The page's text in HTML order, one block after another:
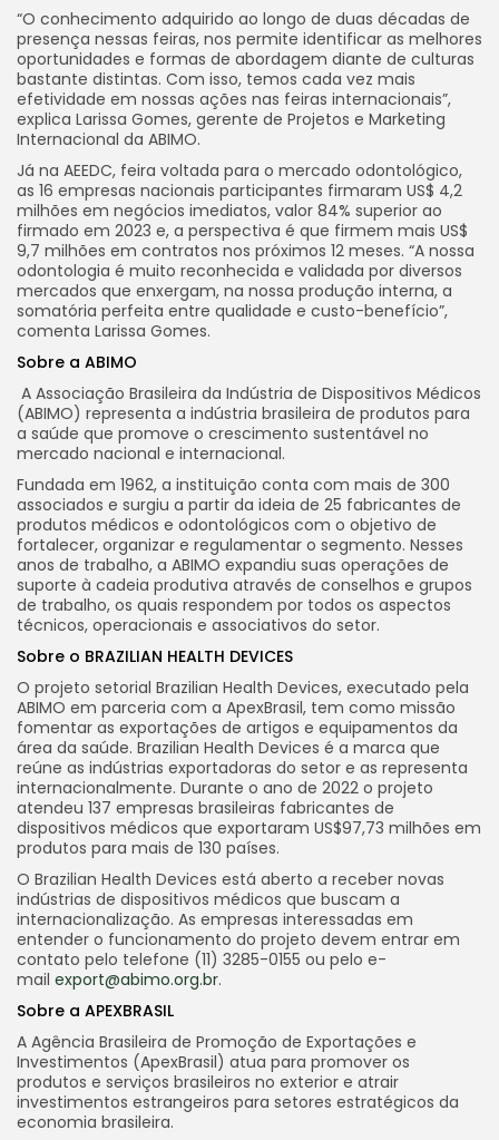
“O conhecimento adquirido ao longo de duas décadas de
presença nessas feiras, nos permite identificar as melhores
oportunidades e formas de abordagem diante de culturas
bastante distintas. Com isso, temos cada vez mais
efetividade em nossas ações nas feiras internacionais”,
explica Larissa Gomes, gerente de Projetos e Marketing
Internacional da ABIMO.
Já na AEEDC, feira voltada para o mercado odontológico,
as 16 empresas nacionais participantes firmaram US$ 4,2
milhões em negócios imediatos, valor 84% superior ao
firmado em 2023 e, a perspectiva é que firmem mais US$
9,7 milhões em contratos nos próximos 12 meses. “A nossa
odontologia é muito reconhecida e validada por diversos
mercados que enxergam, na nossa produção interna, a
somatória perfeita entre qualidade e custo-benefício”,
comenta Larissa Gomes.
Sobre a ABIMO
A Associação Brasileira da Indústria de Dispositivos Médicos
(ABIMO) representa a indústria brasileira de produtos para
a saúde que promove o crescimento sustentável no
mercado nacional e internacional.
Fundada em 1962, a instituição conta com mais de 300
associados e surgiu a partir da ideia de 25 fabricantes de
produtos médicos e odontológicos com o objetivo de
fortalecer, organizar e regulamentar o segmento. Nesses
anos de trabalho, a ABIMO expandiu suas operações de
suporte à cadeia produtiva através de conselhos e grupos
de trabalho, os quais respondem por todos os aspectos
técnicos, operacionais e associativos do setor.
Sobre o BRAZILIAN HEALTH DEVICES
O projeto setorial Brazilian Health Devices, executado pela
ABIMO em parceria com a ApexBrasil, tem como missão
fomentar as exportações de artigos e equipamentos da
área da saúde. Brazilian Health Devices é a marca que
reúne as indústrias exportadoras do setor e as representa
internacionalmente. Durante o ano de 2022 o projeto
atendeu 137 empresas brasileiras fabricantes de
dispositivos médicos que exportaram US$97,73 milhões em
produtos para mais de 130 países.
O Brazilian Health Devices está aberto a receber novas
indústrias de dispositivos médicos que buscam a
internacionalização. As empresas interessadas em
entender o funcionamento do projeto devem entrar em
contato pelo telefone (11) 3285-0155 ou pelo e-
mail export@abimo.org.br.
Sobre a APEXBRASIL
A Agência Brasileira de Promoção de Exportações e
Investimentos (ApexBrasil) atua para promover os
produtos e serviços brasileiros no exterior e atrair
investimentos estrangeiros para setores estratégicos da
economia brasileira.